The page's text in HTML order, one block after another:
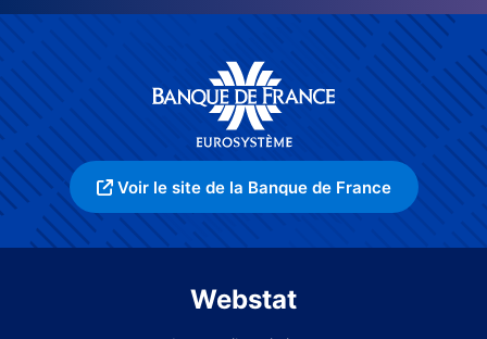
Voir le site de la Banque de France
Webstat